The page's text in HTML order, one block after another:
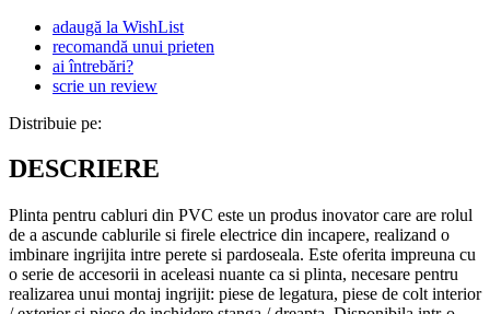
adaugă la WishList
recomandă unui prieten
ai întrebări?
scrie un review
Distribuie pe:
DESCRIERE
Plinta pentru cabluri din PVC este un produs inovator care are rolul
de a ascunde cablurile si firele electrice din incapere, realizand o
imbinare ingrijita intre perete si pardoseala. Este oferita impreuna cu
o serie de accesorii in aceleasi nuante ca si plinta, necesare pentru
realizarea unui montaj ingrijit: piese de legatura, piese de colt interior